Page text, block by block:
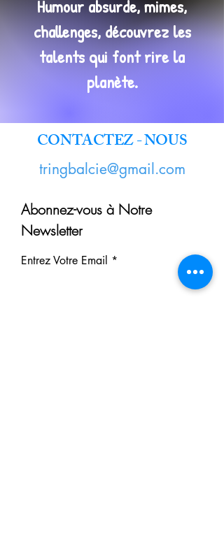
Humour absurde, mimes,
challenges, découvrez les
talents qui font rire la
planète.
CONTACTEZ - NOUS
tringbalcie@gmail.com
Abonnez-vous à Notre
Newsletter
Entrez Votre Email